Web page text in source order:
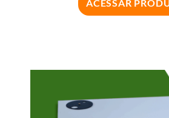
ACESSAR